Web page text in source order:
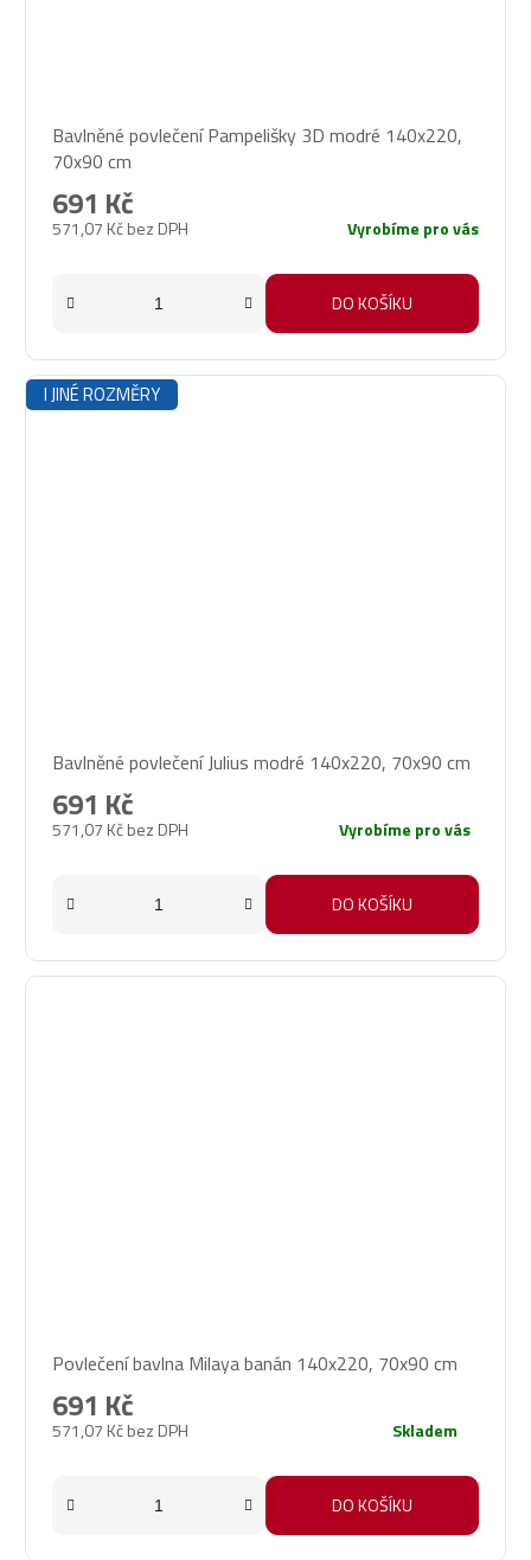
Bavlněné povlečení Pampelišky 3D modré 140x220,
70x90 cm
571,07 Kč bez DPH
691 Kč
Vyrobíme pro vás
DO KOŠÍKU
I JINÉ ROZMĚRY
Bavlněné povlečení Julius modré 140x220, 70x90 cm
571,07 Kč bez DPH
691 Kč
Vyrobíme pro vás
DO KOŠÍKU
Povlečení bavlna Milaya banán 140x220, 70x90 cm
571,07 Kč bez DPH
691 Kč
Skladem
DO KOŠÍKU